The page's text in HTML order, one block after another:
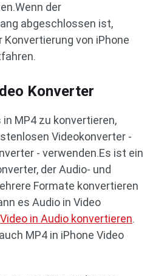
der
abgeschlossen ist,
Konvertierung von iPhone
Konverter
in MP4 zu konvertieren,
Videokonverter -
- verwenden.Es ist ein
der Audio- und
Formate konvertieren
es Audio in Video
Video in Audio konvertieren.
MP4 in iPhone Video